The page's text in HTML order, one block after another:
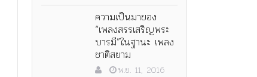
ความเป็นมาของ
“เพลงสรรเสริญพระ
บารมี”ในฐานะ เพลง
ชาติสยาม
พ.ย. 11, 2016